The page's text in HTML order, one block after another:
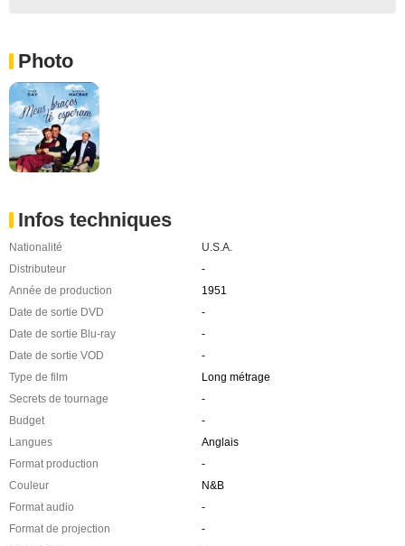
Photo
Infos techniques
Nationalité
U.S.A.
Distributeur
-
Année de production
1951
Date de sortie DVD
-
Date de sortie Blu-ray
-
Date de sortie VOD
-
Type de film
Long métrage
Secrets de tournage
-
Budget
-
Langues
Anglais
Format production
-
Couleur
N&B
Format audio
-
Format de projection
-